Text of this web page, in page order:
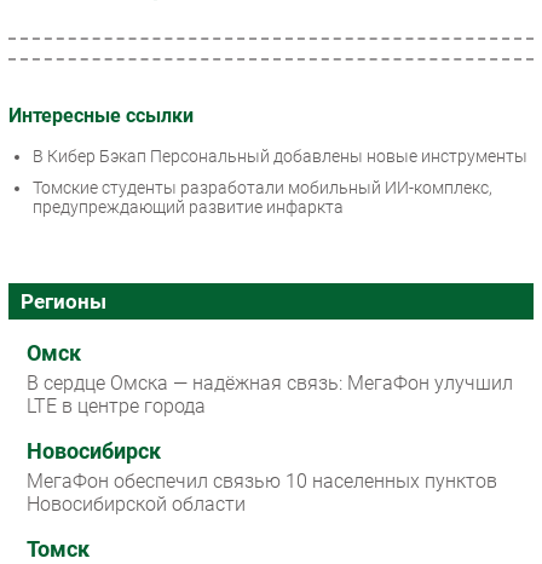
Интересные ссылки
В Кибер Бэкап Персональный добавлены новые инструменты
Томские студенты разработали мобильный ИИ-комплекс,
предупреждающий развитие инфаркта
Регионы
Омск
В сердце Омска — надёжная связь: МегаФон улучшил
LTE в центре города
Новосибирск
МегаФон обеспечил связью 10 населенных пунктов
Новосибирской области
Томск